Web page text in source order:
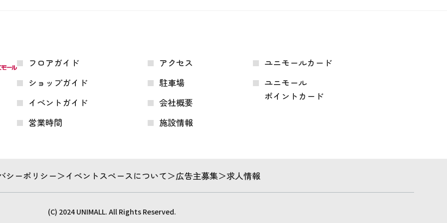
フロアガイド アクセス
ユニモールカード
ショップガイド
駐車場
ユニモール
ポイントカード
イベントガイド
会社概要
営業時間
施設情報
シーポリシー イベントスペースについて 広告主募集 求人情報
(C) 2024 UNIMALL. All Rights Reserved.